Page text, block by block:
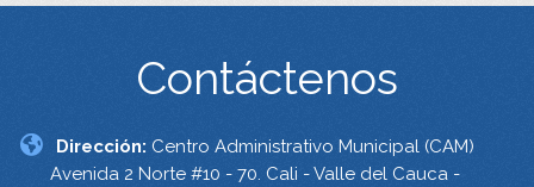
Contáctenos
Dirección: Centro Administrativo Municipal (CAM)
Avenida 2 Norte #10 - 70. Cali - Valle del Cauca -